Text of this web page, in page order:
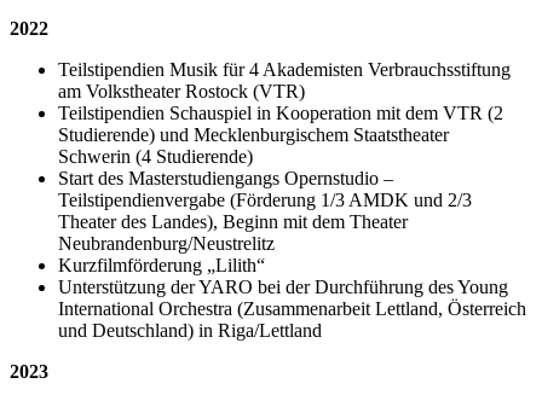
2022
Teilstipendien Musik für 4 Akademisten Verbrauchsstiftung
am Volkstheater Rostock (VTR)
Teilstipendien Schauspiel in Kooperation mit dem VTR (2
Studierende) und Mecklenburgischem Staatstheater
Schwerin (4 Studierende)
Start des Masterstudiengangs Opernstudio –
Teilstipendienvergabe (Förderung 1/3 AMDK und 2/3
Theater des Landes), Beginn mit dem Theater
Neubrandenburg/Neustrelitz
Kurzfilmförderung „Lilith“
Unterstützung der YARO bei der Durchführung des Young
International Orchestra (Zusammenarbeit Lettland, Österreich
und Deutschland) in Riga/Lettland
2023